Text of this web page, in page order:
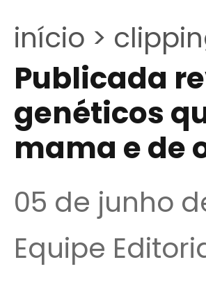
início >
Publicada
genéticos
mama e de
05 de junho
Equipe